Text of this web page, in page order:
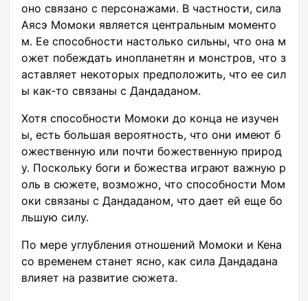
оно связано с персонажами. В частности, сила
Аясэ Момоки является центральным моменто
м. Ее способности настолько сильны, что она м
ожет побеждать инопланетян и монстров, что з
аставляет некоторых предположить, что ее сил
ы как-то связаны с Дандаданом.
Хотя способности Момоки до конца не изучен
ы, есть большая вероятность, что они имеют б
ожественную или почти божественную природ
у. Поскольку боги и божества играют важную р
оль в сюжете, возможно, что способности Мом
оки связаны с Дандаданом, что дает ей еще бо
льшую силу.
По мере углубления отношений Момоки и Кена
со временем станет ясно, как сила Дандадана
влияет на развитие сюжета.